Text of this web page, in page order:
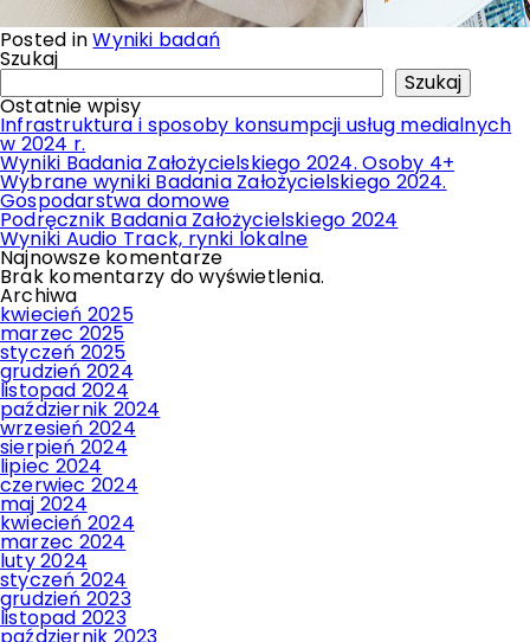
Posted inWyniki badań
Szukaj
Szukaj
Ostatnie wpisy
Infrastruktura i sposoby konsumpcji usług medialnych
w 2024 r.
Wyniki Badania Założycielskiego 2024. Osoby 4+
Wybrane wyniki Badania Założycielskiego 2024.
Gospodarstwa domowe
Podręcznik Badania Założycielskiego 2024
Wyniki Audio Track, rynki lokalne
Najnowsze komentarze
Brak komentarzy do wyświetlenia.
Archiwa
kwiecień 2025
marzec 2025
styczeń 2025
grudzień 2024
listopad 2024
październik 2024
wrzesień 2024
sierpień 2024
lipiec 2024
czerwiec 2024
maj 2024
kwiecień 2024
marzec 2024
luty 2024
styczeń 2024
grudzień 2023
listopad 2023
październik 2023